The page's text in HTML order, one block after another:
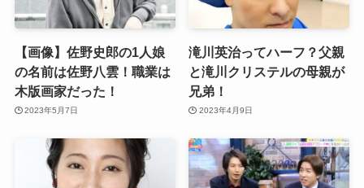
【画像】佐野史郎の1人娘
の名前は佐野八雲！職業は
木版画家だった！
2023年5月7日
滝川英治ってハーフ？父親
と滝川クリステルの母親が
兄弟！
2023年4月9日